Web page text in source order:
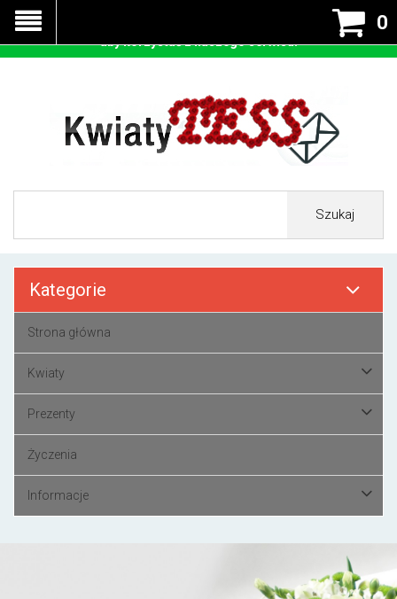
0
Szukaj
Kategorie
Strona główna
Kwiaty
Prezenty
Życzenia
Informacje
Nasza strona korzysta z cookies - czyli tzw ciastek w celu
prawidłowego działania. Zaakceptuj przyjmowanie cookies
aby korzystać z naszego serwisu.